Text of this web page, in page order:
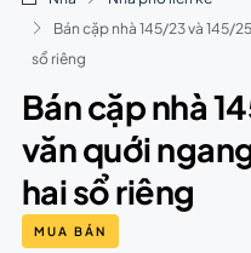
Bán cặp nhà 145/23 và 145/
sổ riêng
Bán cặp nhà
văn quới
hai sổ riêng
MUA BÁN